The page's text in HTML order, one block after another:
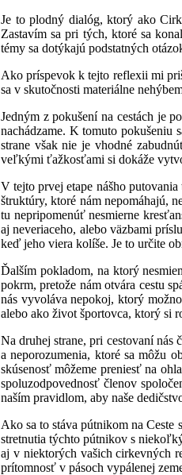
Je to plodný dialóg, ktorý ako
Zastavím sa pri tých, ktoré sa
témy sa dotýkajú podstatných
Ako príspevok k tejto reflexii mi
sa v skutočnosti materiálne
Jedným z pokušení na cestách je
nachádzame. K tomuto pokušeniu
strane však nie je vhodné
veľkými ťažkosťami si dokáže
V tejto prvej etape nášho
štruktúry, ktoré nám nepomáhajú,
tu nepripomenúť nesmierne
aj neveriaceho, alebo väzbami
keď jeho viera kolíše. Je to určite
Ďalším pokladom, na ktorý
pokrm, pretože nám otvára cestu
nás vyvoláva nepokoj, ktorý
alebo ako život športovca, ktorý si
Na druhej strane, pri cestovaní
a neporozumenia, ktoré sa môžu
skúsenosť môžeme preniesť na
spoluzodpovednosť členov
naším pravidlom, aby naše
Ako sa to stáva pútnikom na Ceste
stretnutia týchto pútnikov s
aj v niektorých vašich cirkevných
prítomnosť v pásoch vypálenej